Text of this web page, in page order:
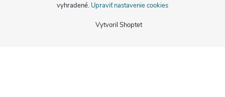
Vytvoril Shoptet
vyhradené. Upraviť nastavenie cookies